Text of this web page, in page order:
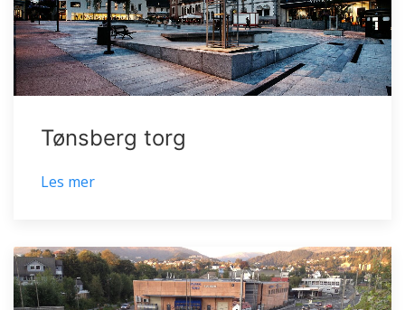
Tønsberg torg
Les mer